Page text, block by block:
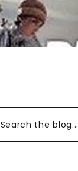
Search the blog...